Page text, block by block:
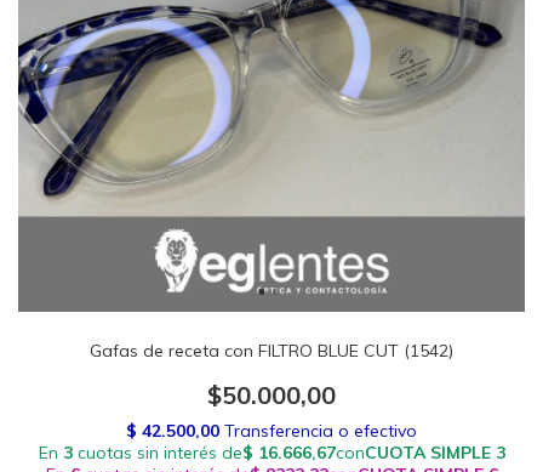
Gafas de receta con FILTRO BLUE CUT (1542)
$50.000,00